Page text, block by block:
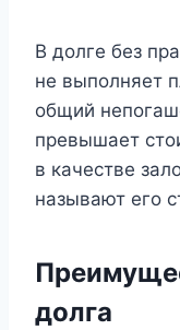
В долге без
не выполняет
общий
превышает
в качестве
называют его
долга